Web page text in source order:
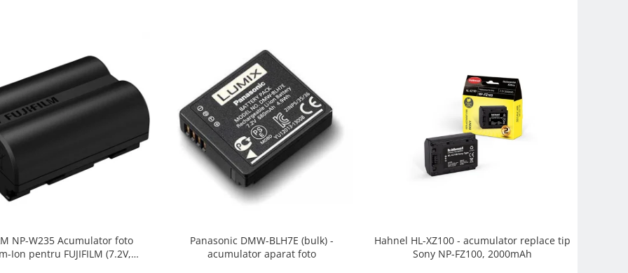
NP-W235 Acumulator foto
Ion pentru FUJIFILM (7.2V,
Panasonic DMW-BLH7E (bulk) -
acumulator aparat foto
Hahnel HL-XZ100 - acumulator replace tip
Sony NP-FZ100, 2000mAh